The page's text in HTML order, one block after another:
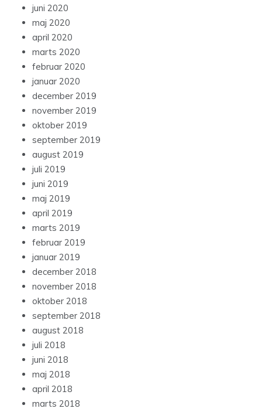
juni 2020
maj 2020
april 2020
marts 2020
februar 2020
januar 2020
december 2019
november 2019
oktober 2019
september 2019
august 2019
juli 2019
juni 2019
maj 2019
april 2019
marts 2019
februar 2019
januar 2019
december 2018
november 2018
oktober 2018
september 2018
august 2018
juli 2018
juni 2018
maj 2018
april 2018
marts 2018